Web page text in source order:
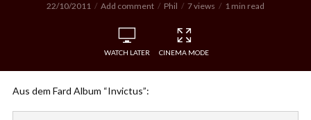
22/10/2011 Add comment Phil 7 views 1 min read
WATCH LATER CINEMA MODE
Aus dem Fard Album “Invictus”: